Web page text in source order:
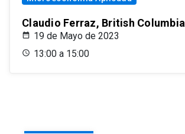
Claudio Ferraz, British Columbia
19 de Mayo de 2023
13:00 a 15:00